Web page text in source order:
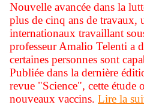
Nouvelle avancée dans la
plus de cinq ans de travaux,
internationaux travaillant
professeur Amalio Telenti a
certaines personnes sont
Publiée dans la dernière
revue "Science", cette étude
nouveaux vaccins. Lire la